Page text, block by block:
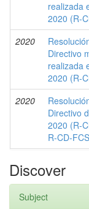
realizada
2020 (R-
2020
Directivo
realizada
2020 (R-
2020
Directivo
2020 (R-
R-CD-
Discover
Subject